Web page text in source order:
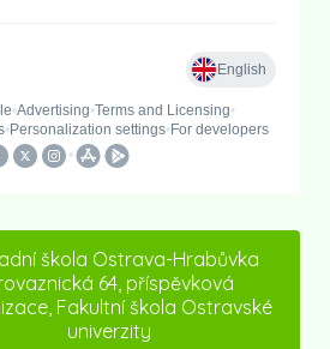
škola Ostrava-Hrabůvka
64, příspěvková
Fakultní škola Ostravské
univerzity